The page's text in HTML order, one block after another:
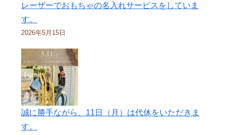
レーザーでおもちゃの名入れサービスをしていま
す。
2026年5月15日
誠に勝手ながら、11日（月）は代休をいただきま
す。